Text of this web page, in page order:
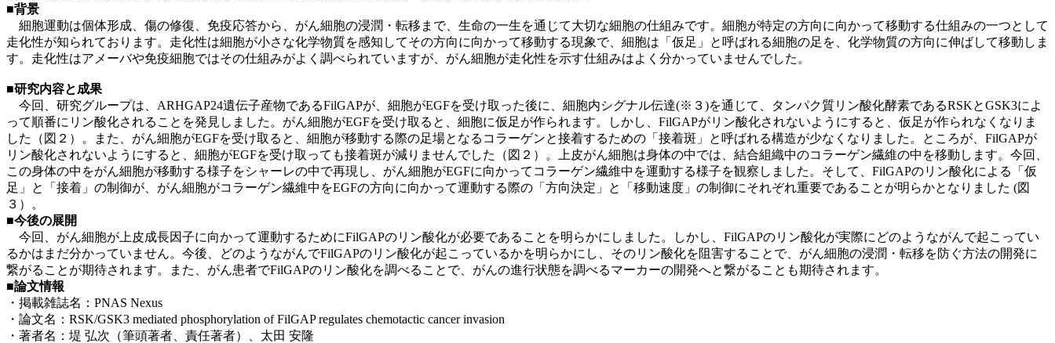
■背景
細胞運動は個体形成、傷の修復、免疫応答から、がん細胞の浸潤・転移まで、生命の一生を通じて大切な細胞の仕組みです。細胞が特定の方向に向かって移動する仕組みの一つとして
走化性が知られております。走化性は細胞が小さな化学物質を感知してその方向に向かって移動する現象で、細胞は「仮足」と呼ばれる細胞の足を、化学物質の方向に伸ばして移動しま
す。走化性はアメーバや免疫細胞ではその仕組みがよく調べられていますが、がん細胞が走化性を示す仕組みはよく分かっていませんでした。
■研究内容と成果
今回、研究グループは、ARHGAP24遺伝子産物であるFilGAPが、細胞がEGFを受け取った後に、細胞内シグナル伝達(※３)を通じて、タンパク質リン酸化酵素であるRSKとGSK3によ
って順番にリン酸化されることを発見しました。がん細胞がEGFを受け取ると、細胞に仮足が作られます。しかし、FilGAPがリン酸化されないようにすると、仮足が作られなくなりま
した（図２）。また、がん細胞がEGFを受け取ると、細胞が移動する際の足場となるコラーゲンと接着するための「接着斑」と呼ばれる構造が少なくなりました。ところが、FilGAPが
リン酸化されないようにすると、細胞がEGFを受け取っても接着斑が減りませんでした（図２）。上皮がん細胞は身体の中では、結合組織中のコラーゲン繊維の中を移動します。今回、
この身体の中をがん細胞が移動する様子をシャーレの中で再現し、がん細胞がEGFに向かってコラーゲン繊維中を運動する様子を観察しました。そして、FilGAPのリン酸化による「仮
足」と「接着」の制御が、がん細胞がコラーゲン繊維中をEGFの方向に向かって運動する際の「方向決定」と「移動速度」の制御にそれぞれ重要であることが明らかとなりました (図
３）。
■今後の展開
今回、がん細胞が上皮成長因子に向かって運動するためにFilGAPのリン酸化が必要であることを明らかにしました。しかし、FilGAPのリン酸化が実際にどのようながんで起こってい
るかはまだ分かっていません。今後、どのようながんでFilGAPのリン酸化が起こっているかを明らかにし、そのリン酸化を阻害することで、がん細胞の浸潤・転移を防ぐ方法の開発に
繋がることが期待されます。また、がん患者でFilGAPのリン酸化を調べることで、がんの進行状態を調べるマーカーの開発へと繋がることも期待されます。
■論文情報
・掲載雑誌名：PNAS Nexus
・論文名：RSK/GSK3 mediated phosphorylation of FilGAP regulates chemotactic cancer invasion
・著者名：堤 弘次（筆頭著者、責任著者）、太田 安隆